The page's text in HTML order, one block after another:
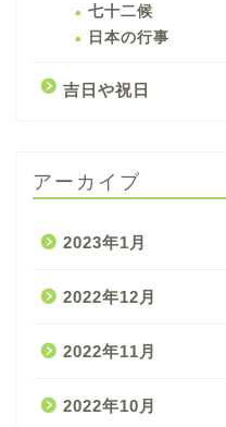
七十二候
日本の行事
吉日や祝日
アーカイブ
2023年1月
2022年12月
2022年11月
2022年10月